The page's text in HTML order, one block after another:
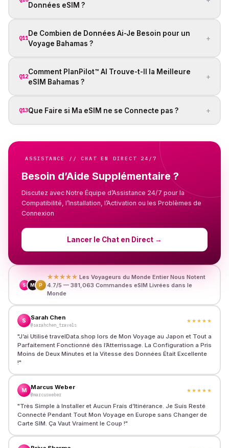
Données eSIM ?
Q11
De Combien de Données Ai-Je Besoin pour un
Voyage Bahamas ?
+
Q12
Comment PlanPilot™ AI Trouve-t-Il la Meilleure
eSIM Bahamas ?
+
Q13Que Faire si Ma eSIM ne se Connecte pas ? +
ASSISTANCE // CHAT EN DIRECT 24/7
Besoin d’Aide Supplémentaire ?
Discutez avec Notre Équipe d’Assistance 24/7 pour la
Compatibilité, l’Installation, l’Activation ou les Problèmes de
Connexion
Lancer le Chat en Direct →
S M P
★★★★★ Les Voyageurs du Monde Entier Nous Notent
4.7/5 — 381,063 Commandes eSIM Livrées dans le
Monde
S Sarah Chen
@sarahchen_travels
★★★★★
"J’ai Utilisé travelData.shop lors de Mon Voyage au Japon et Tout a
Parfaitement Fonctionné dès l’Atterrissage. La Configuration a Pris
Moins de Deux Minutes et la Vitesse des Données Était Excellente
!"
M Marcus Weber
@marcusweber
★★★★★
"Très Simple à Installer et Aucun Frais d’Itinérance. Je Suis Resté
Connecté Pendant Tout Mon Voyage en Europe sans Changer de
Carte SIM. Ça Vaut Vraiment le Coup !"